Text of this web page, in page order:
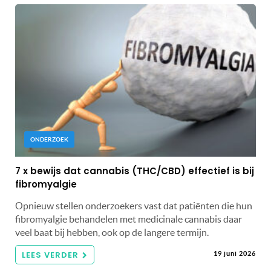
ONDERZOEK
7 x bewijs dat cannabis (THC/CBD) effectief is bij
fibromyalgie
Opnieuw stellen onderzoekers vast dat patiënten die hun
fibromyalgie behandelen met medicinale cannabis daar
veel baat bij hebben, ook op de langere termijn.
LEES VERDER 19 juni 2026